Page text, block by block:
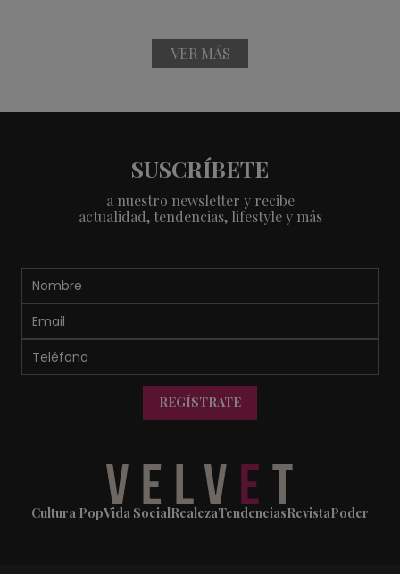
VER MÁS
SUSCRÍBETE
a nuestro newsletter y recibe
actualidad, tendencias, lifestyle y más
REGÍSTRATE
Cultura PopVida SocialRealezaTendenciasRevistaPoder